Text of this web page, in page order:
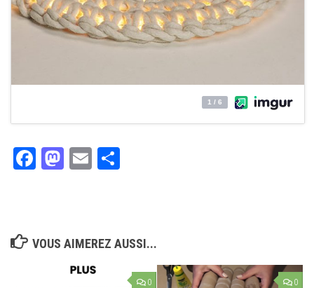
Facebook
Mastodon
Email
VOUS AIMEREZ AUSSI...
0 0